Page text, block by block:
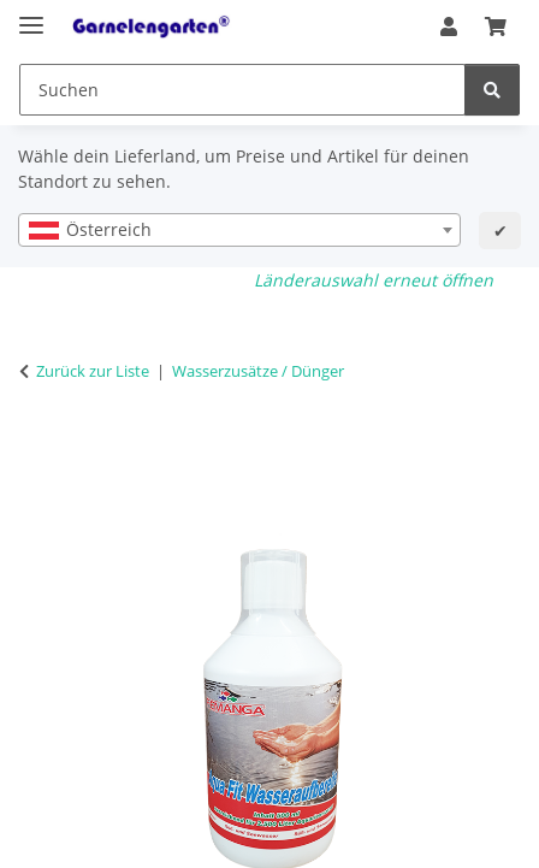
Wähle dein Lieferland, um Preise und Artikel für deinen
Standort zu sehen.
Österreich ✔
Länderauswahl erneut öffnen
Zurück zur Liste Wasserzusätze / Dünger